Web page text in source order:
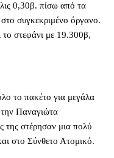
0,30β. πίσω από τα
συγκεκριμένο όργανο.
στεφάνι με 19.300β,
το πακέτο για μεγάλα
Παναγιώτα
της στέρησαν μια πολύ
στο Σύνθετο Ατομικό.